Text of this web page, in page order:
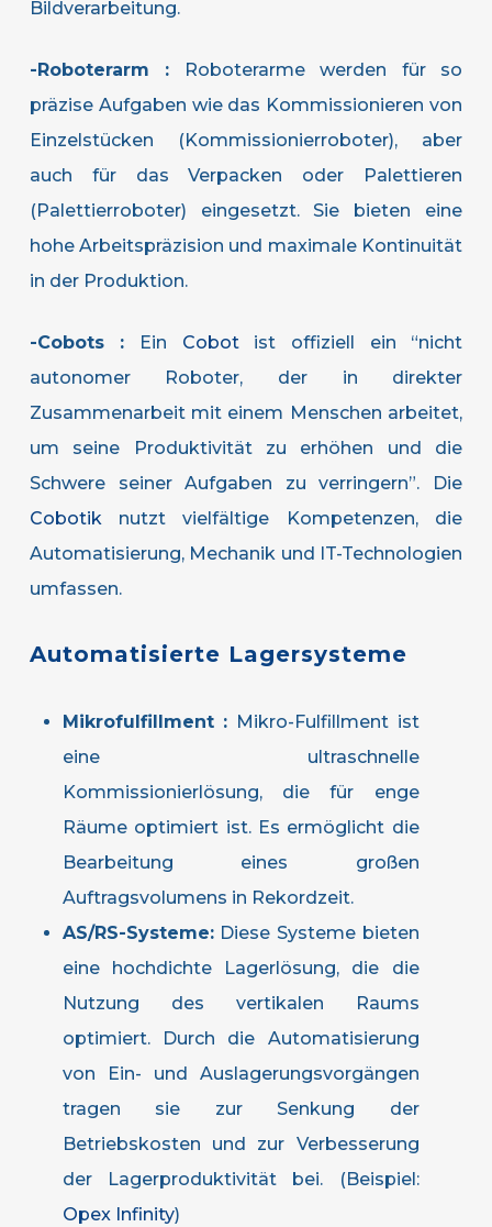
Bildverarbeitung.
-Roboterarm : Roboterarme werden für so
präzise Aufgaben wie das Kommissionieren von
Einzelstücken (Kommissionierroboter), aber
auch für das Verpacken oder Palettieren
(Palettierroboter) eingesetzt. Sie bieten eine
hohe Arbeitspräzision und maximale Kontinuität
in der Produktion.
-Cobots : Ein Cobotist offiziell ein “nicht
autonomer Roboter, der in direkter
Zusammenarbeit mit einem Menschen arbeitet,
um seine Produktivität zu erhöhen und die
Schwere seiner Aufgaben zu verringern”. Die
Cobotiknutzt vielfältige Kompetenzen, die
Automatisierung, Mechanik und IT-Technologien
umfassen.
Automatisierte Lagersysteme
Mikrofulfillment : Mikro-Fulfillment ist
eine ultraschnelle
Kommissionierlösung, die für enge
Räume optimiert ist. Es ermöglicht die
Bearbeitung eines großen
Auftragsvolumens in Rekordzeit.
AS/RS-Systeme:Diese Systeme bieten
eine hochdichte Lagerlösung, die die
Nutzung des vertikalen Raums
optimiert. Durch die Automatisierung
von Ein- und Auslagerungsvorgängen
tragen sie zur Senkung der
Betriebskosten und zur Verbesserung
der Lagerproduktivität bei. (Beispiel:
Opex Infinity)